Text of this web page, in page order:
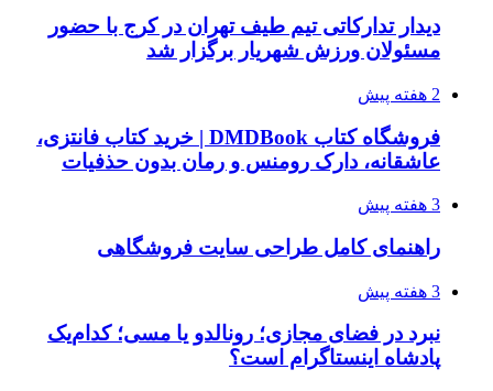
دیدار تدارکاتی تیم طیف تهران در کرج با حضور
مسئولان ورزش شهریار برگزار شد
2 هفته پیش
فروشگاه کتاب DMDBook | خرید کتاب فانتزی،
عاشقانه، دارک رومنس و رمان بدون حذفیات
3 هفته پیش
راهنمای کامل طراحی سایت فروشگاهی
3 هفته پیش
نبرد در فضای مجازی؛ رونالدو یا مسی؛ کدام‌یک
پادشاه اینستاگرام است؟